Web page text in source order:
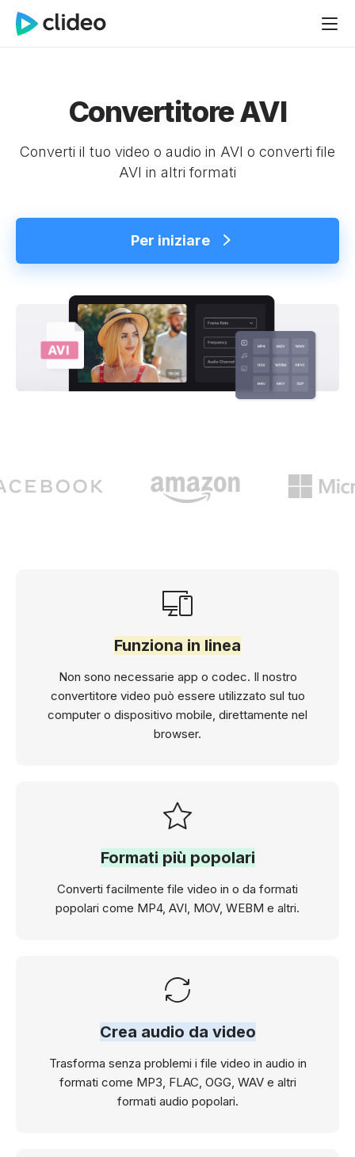
Convertitore AVI
Converti il tuo video o audio in AVI o converti file
AVI in altri formati
Per iniziare
Funziona in linea
Non sono necessarie app o codec. Il nostro
convertitore video può essere utilizzato sul tuo
computer o dispositivo mobile, direttamente nel
browser.
Formati più popolari
Converti facilmente file video in o da formati
popolari come MP4, AVI, MOV, WEBM e altri.
Crea audio da video
Trasforma senza problemi i file video in audio in
formati come MP3, FLAC, OGG, WAV e altri
formati audio popolari.